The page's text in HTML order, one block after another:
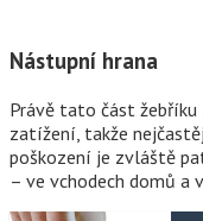
Nástupní hrana
Právě tato část
zatížení, takže
poškození je zvláště
– ve vchodech domů a